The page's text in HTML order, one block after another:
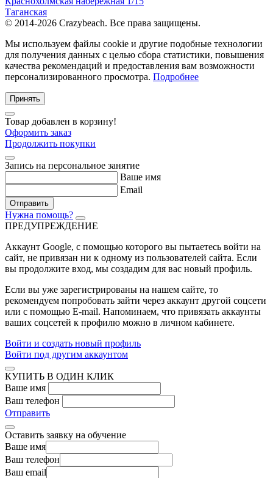
Таганская
© 2014-2026 Crazybeach. Все права защищены.
Мы используем файлы cookie и другие подобные технологии
для получения данных с целью сбора статистики, повышения
качества рекомендаций и предоставления вам возможности
персонализированного просмотра. Подробнее
Принять
Товар добавлен в корзину!
Оформить заказ
Продолжить покупки
Запись на персональное занятие
Ваше имя
Email
Отправить
Нужна помощь?
ПРЕДУПРЕЖДЕНИЕ
Аккаунт Google, с помощью которого вы пытаетесь войти на
сайт, не привязан ни к одному из пользователей сайта. Если
вы продолжите вход, мы создадим для вас новый профиль.
Если вы уже зарегистрированы на нашем сайте, то
рекомендуем попробовать зайти через аккаунт другой соцсети
или с помощью E-mail. Напоминаем, что привязать аккаунты
ваших соцсетей к профилю можно в личном кабинете.
Войти и создать новый профиль
Войти под другим аккаунтом
КУПИТЬ В ОДИН КЛИК
Ваше имя
Ваш телефон
Отправить
Оставить заявку на обучение
Ваше имя
Ваш телефон
Ваш email